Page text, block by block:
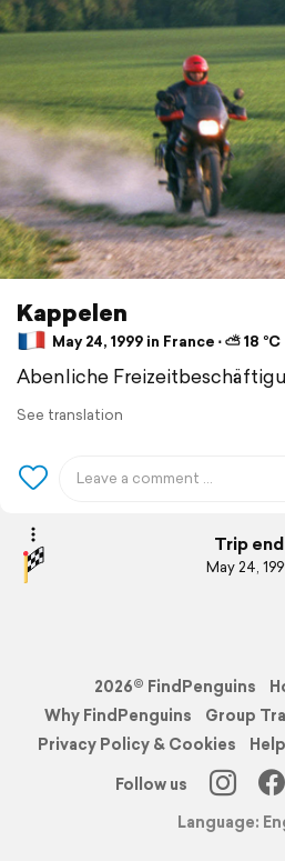
Kappelen
May 24, 1999 in France ⋅ ⛅ 18 °C
Abenliche
See translation
Trip end
May 24,
2026© FindPenguins
Why FindPenguins
Group
Privacy Policy & Cookies
Follow us
Language: